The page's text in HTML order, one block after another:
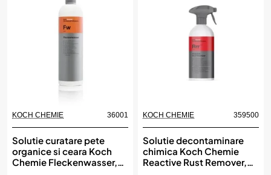
New
KOCH CHEMIE 36001
Solutie curatare pete
organice si ceara Koch
Chemie Fleckenwasser,
New
KOCH CHEMIE 359500
Solutie decontaminare
chimica Koch Chemie
Reactive Rust Remover,